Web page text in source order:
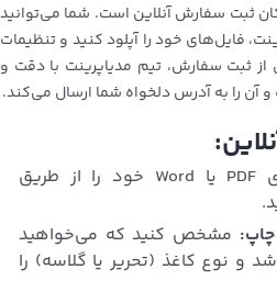
ثبت سفارش آنلاین است. شما می‌توانید
فایل‌های خود را آپلود کنید و تنظیمات
ثبت سفارش، تیم مدیاپرینت با دقت و
و آن را به آدرس دلخواه شما ارسال می‌کند.
ابتدا فایل‌های PDF یا Word خود را از طریق
مشخص کنید که می‌خواهید
و نوع کاغذ (تحریر یا گلاسه) را